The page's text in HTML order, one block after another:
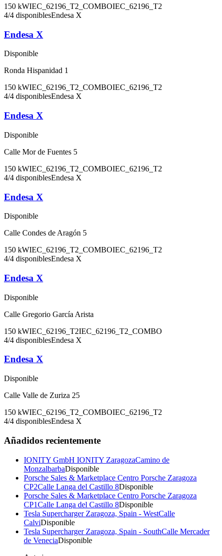
150 kWIEC_62196_T2_COMBOIEC_62196_T2
4/4 disponiblesEndesa X
Endesa X
Disponible
Ronda Hispanidad 1
150 kWIEC_62196_T2_COMBOIEC_62196_T2
4/4 disponiblesEndesa X
Endesa X
Disponible
Calle Mor de Fuentes 5
150 kWIEC_62196_T2_COMBOIEC_62196_T2
4/4 disponiblesEndesa X
Endesa X
Disponible
Calle Condes de Aragón 5
150 kWIEC_62196_T2_COMBOIEC_62196_T2
4/4 disponiblesEndesa X
Endesa X
Disponible
Calle Gregorio García Arista
150 kWIEC_62196_T2IEC_62196_T2_COMBO
4/4 disponiblesEndesa X
Endesa X
Disponible
Calle Valle de Zuriza 25
150 kWIEC_62196_T2_COMBOIEC_62196_T2
4/4 disponiblesEndesa X
Añadidos recientemente
IONITY GmbH IONITY ZaragozaCamino de
MonzalbarbaDisponible
Porsche Sales & Marketplace Centro Porsche Zaragoza
CP2Calle Langa del Castillo 8Disponible
Porsche Sales & Marketplace Centro Porsche Zaragoza
CP1Calle Langa del Castillo 8Disponible
Tesla Supercharger Zaragoza, Spain - WestCalle
CalviDisponible
Tesla Supercharger Zaragoza, Spain - SouthCalle Mercader
de VeneciaDisponible